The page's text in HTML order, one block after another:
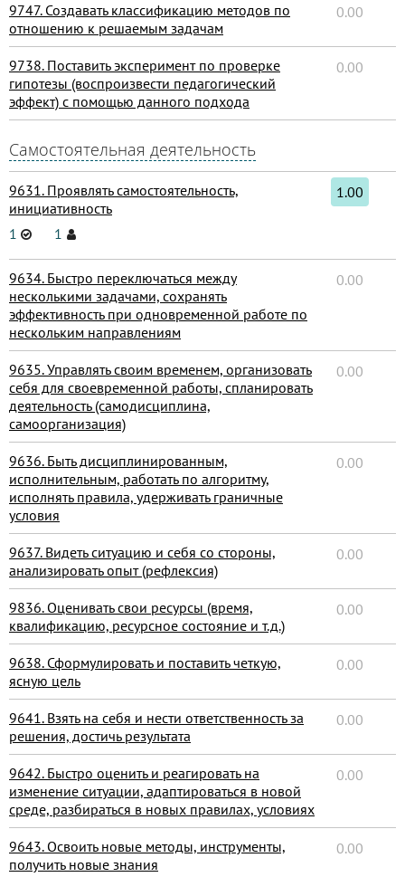
9747. Создавать классификацию методов по
отношению к решаемым задачам
0.00
9738. Поставить эксперимент по проверке
гипотезы (воспроизвести педагогический
эффект) с помощью данного подхода
0.00
Самостоятельная деятельность
9631. Проявлять самостоятельность,
инициативность
1
1
1.00
9634. Быстро переключаться между
несколькими задачами, сохранять
эффективность при одновременной работе по
нескольким направлениям
0.00
9635. Управлять своим временем, организовать
себя для своевременной работы, спланировать
деятельность (самодисциплина,
самоорганизация)
0.00
9636. Быть дисциплинированным,
исполнительным, работать по алгоритму,
исполнять правила, удерживать граничные
условия
0.00
9637. Видеть ситуацию и себя со стороны,
анализировать опыт (рефлексия)
0.00
9836. Оценивать свои ресурсы (время,
квалификацию, ресурсное состояние и т.д.)
0.00
9638. Сформулировать и поставить четкую,
ясную цель
0.00
9641. Взять на себя и нести ответственность за
решения, достичь результата
0.00
9642. Быстро оценить и реагировать на
изменение ситуации, адаптироваться в новой
среде, разбираться в новых правилах, условиях
0.00
9643. Освоить новые методы, инструменты,
получить новые знания
0.00